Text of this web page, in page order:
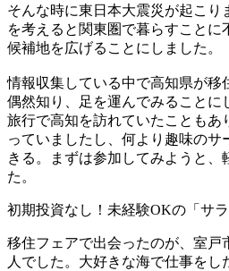
そんな時に東日本大震災が起こり
を考えると関東圏で暮らすことに
候補地を広げることにしました。
情報収集している中で高知県が移
偶然知り、足を運んでみることに
旅行で高知を訪れていたこともあ
っていましたし、何より趣味の
きる。まずは参加してみようと、
た。
初期投資なし！未経験OKの「サラ
移住フェアで出会ったのが、室戸
人でした。大好きな海で仕事をし